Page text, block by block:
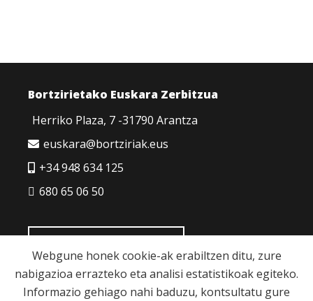
Bortzirietako Euskara Zerbitzua
Herriko Plaza, 7 -31790 Arantza
euskara@bortziriak.eus
+34 948 634 125
680 65 06 50
Webgune honek cookie-ak erabiltzen ditu, zure
nabigazioa errazteko eta analisi estatistikoak egiteko.
Informazio gehiago nahi baduzu, kontsultatu gure